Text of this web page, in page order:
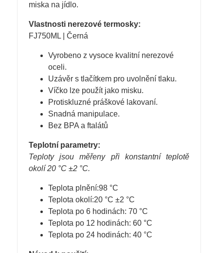
miska na jídlo.
Vlastnosti nerezové termosky:
FJ750ML | Černá
Vyrobeno z vysoce kvalitní nerezové
oceli.
Uzávěr s tlačítkem pro uvolnění tlaku.
Víčko lze použít jako misku.
Protiskluzné práškové lakovaní.
Snadná manipulace.
Bez BPA a ftalátů
Teplotní parametry:
Teploty jsou měřeny při konstantní teplotě
okolí 20 °C ±2 °C.
Teplota plnění:98 °C
Teplota okolí:20 °C ±2 °C
Teplota po 6 hodinách: 70 °C
Teplota po 12 hodinách: 60 °C
Teplota po 24 hodinách: 40 °C